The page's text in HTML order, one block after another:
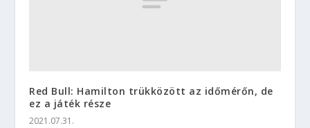
Red Bull: Hamilton trükközött az időmérőn, de
ez a játék része
2021.07.31.